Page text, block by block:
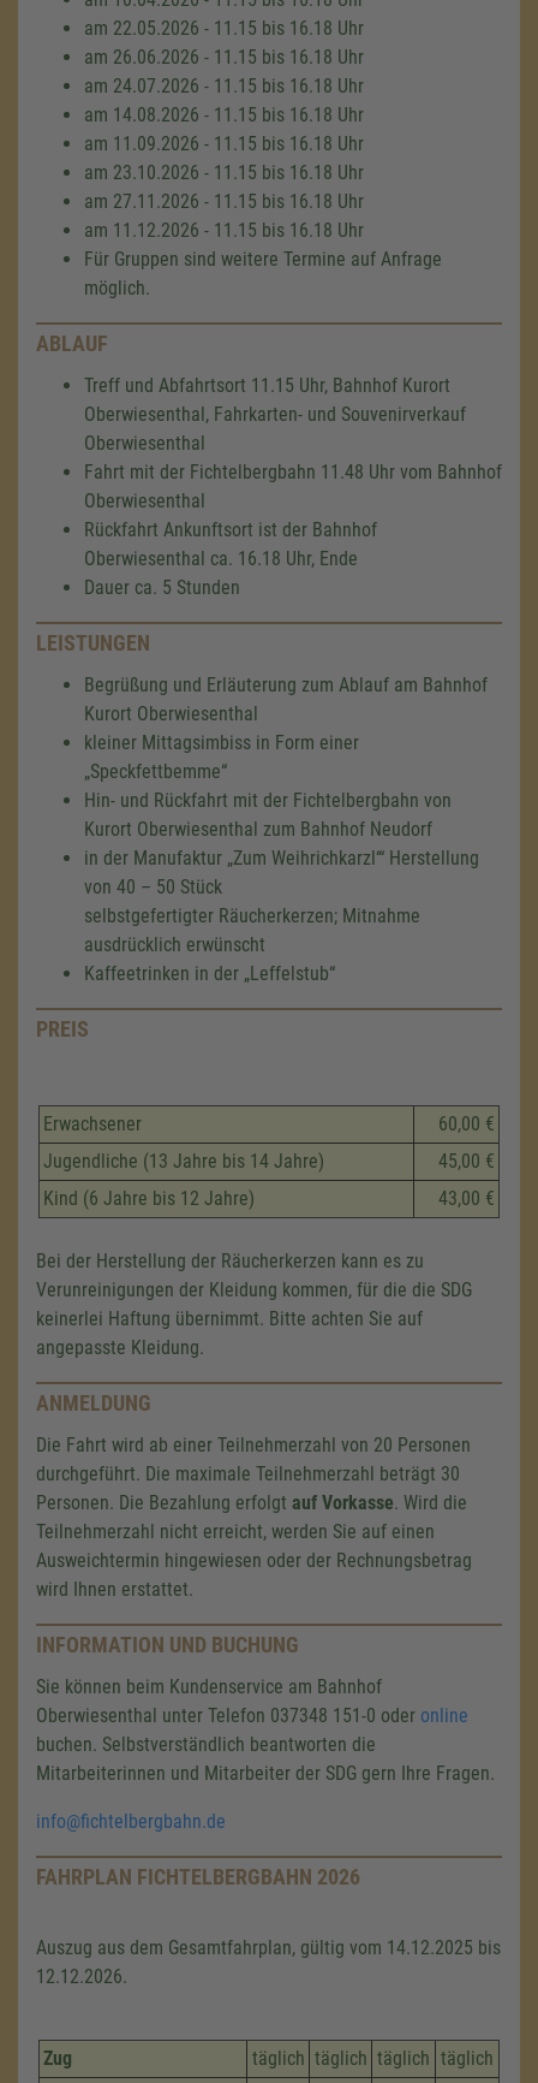
am 22.05.2026 - 11.15 bis 16.18 Uhr
am 26.06.2026 - 11.15 bis 16.18 Uhr
am 24.07.2026 - 11.15 bis 16.18 Uhr
am 14.08.2026 - 11.15 bis 16.18 Uhr
am 11.09.2026 - 11.15 bis 16.18 Uhr
am 23.10.2026 - 11.15 bis 16.18 Uhr
am 27.11.2026 - 11.15 bis 16.18 Uhr
am 11.12.2026 - 11.15 bis 16.18 Uhr
Für Gruppen sind weitere Termine auf Anfrage
möglich.
ABLAUF
Treff und Abfahrtsort 11.15 Uhr, Bahnhof Kurort
Oberwiesenthal, Fahrkarten- und Souvenirverkauf
Oberwiesenthal
Fahrt mit der Fichtelbergbahn 11.48 Uhr vom Bahnhof
Oberwiesenthal
Rückfahrt Ankunftsort ist der Bahnhof
Oberwiesenthal ca. 16.18 Uhr, Ende
Dauer ca. 5 Stunden
LEISTUNGEN
Begrüßung und Erläuterung zum Ablauf am Bahnhof
Kurort Oberwiesenthal
kleiner Mittagsimbiss in Form einer
„Speckfettbemme“
Hin- und Rückfahrt mit der Fichtelbergbahn von
Kurort Oberwiesenthal zum Bahnhof Neudorf
in der Manufaktur „Zum Weihrichkarzl‘“ Herstellung
von 40 – 50 Stück
selbstgefertigter Räucherkerzen; Mitnahme
ausdrücklich erwünscht
Kaffeetrinken in der „Leffelstub“
PREIS
Erwachsener
60,00 €
Jugendliche (13 Jahre bis 14 Jahre)
45,00 €
Kind (6 Jahre bis 12 Jahre)
43,00 €
Bei der Herstellung der Räucherkerzen kann es zu
Verunreinigungen der Kleidung kommen, für die die SDG
keinerlei Haftung übernimmt. Bitte achten Sie auf
angepasste Kleidung.
ANMELDUNG
Die Fahrt wird ab einer Teilnehmerzahl von 20 Personen
durchgeführt. Die maximale Teilnehmerzahl beträgt 30
Personen. Die Bezahlung erfolgt auf Vorkasse. Wird die
Teilnehmerzahl nicht erreicht, werden Sie auf einen
Ausweichtermin hingewiesen oder der Rechnungsbetrag
wird Ihnen erstattet.
INFORMATION UND BUCHUNG
Sie können beim Kundenservice am Bahnhof
Oberwiesenthal unter Telefon 037348 151-0 oder online
buchen. Selbstverständlich beantworten die
Mitarbeiterinnen und Mitarbeiter der SDG gern Ihre Fragen.
info@fichtelbergbahn.de
FAHRPLAN FICHTELBERGBAHN 2026
Auszug aus dem Gesamtfahrplan, gültig vom 14.12.2025 bis
12.12.2026.
Zug täglich täglich täglich täglich